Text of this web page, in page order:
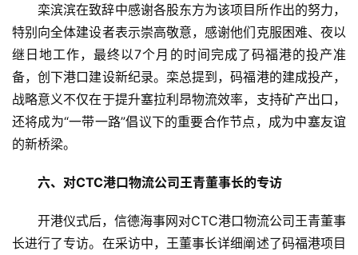
栾滨滨在致辞中感谢各股东方为该项目所作出的努力，
特别向全体建设者表示崇高敬意，感谢他们克服困难、夜以
继日地工作，最终以7个月的时间完成了码福港的投产准
备，创下港口建设新纪录。栾总提到，码福港的建成投产，
战略意义不仅在于提升塞拉利昂物流效率，支持矿产出口，
还将成为“一带一路”倡议下的重要合作节点，成为中塞友谊
的新桥梁。
六、对CTC港口物流公司王青董事长的专访
开港仪式后，信德海事网对CTC港口物流公司王青董事
长进行了专访。在采访中，王董事长详细阐述了码福港项目